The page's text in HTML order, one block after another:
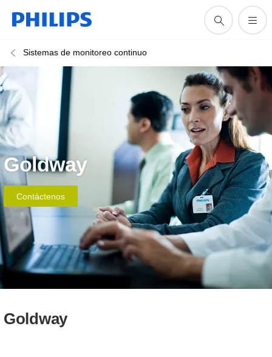
Sistemas de monitoreo continuo
Goldway
Contáctenos
Goldway